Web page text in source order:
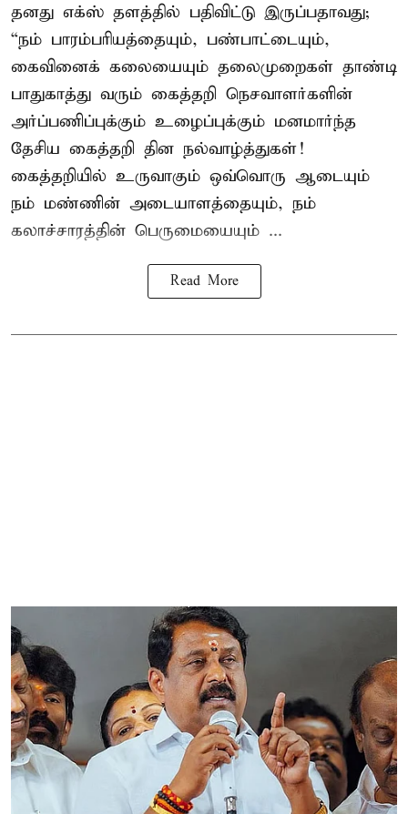
தனது எக்ஸ் தளத்தில் பதிவிட்டு இருப்பதாவது;
“நம் பாரம்பரியத்தையும், பண்பாட்டையும்,
கைவினைக் கலையையும் தலைமுறைகள் தாண்டி
பாதுகாத்து வரும் கைத்தறி நெசவாளர்களின்
அர்ப்பணிப்புக்கும் உழைப்புக்கும் மனமார்ந்த
தேசிய கைத்தறி தின நல்வாழ்த்துகள்!
கைத்தறியில் உருவாகும் ஒவ்வொரு ஆடையும்
நம் மண்ணின் அடையாளத்தையும், நம்
கலாச்சாரத்தின் பெருமையையும் ...
Read More